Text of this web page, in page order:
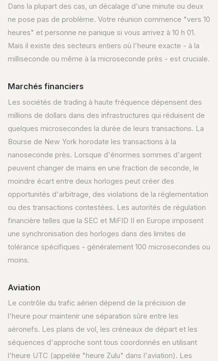
Dans la plupart des cas, un décalage d'une minute ou deux
ne pose pas de problème. Votre réunion commence "vers 10
heures" et personne ne panique si vous arrivez à 10 h 01.
Mais il existe des secteurs entiers où l'heure exacte - à la
milliseconde ou même à la microseconde près - est cruciale.
Marchés financiers
Les sociétés de trading à haute fréquence dépensent des
millions de dollars dans des infrastructures qui réduisent de
quelques microsecondes la durée de leurs transactions. La
Bourse de New York horodate les transactions à la
nanoseconde près. Lorsque d'énormes sommes d'argent
peuvent changer de mains en une fraction de seconde, le
moindre écart entre deux horloges peut créer des
opportunités d'arbitrage, des violations de la réglementation
ou des transactions contestées. Les autorités de régulation
financière telles que la SEC et MiFID II en Europe imposent
une synchronisation des horloges dans des limites de
tolérance spécifiques - généralement 100 microsecondes ou
moins.
Aviation
Le contrôle du trafic aérien dépend de la précision de
l'heure pour maintenir une séparation sûre entre les
aéronefs. Les plans de vol, les créneaux de départ et les
séquences d'approche sont tous coordonnés en utilisant
l'heure UTC (appelée "heure Zulu" dans l'aviation). Les